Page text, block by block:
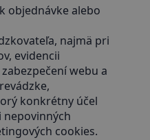
objednávke alebo
najmä pri
evidencii
webu a
konkrétny účel
nepovinných
cookies.